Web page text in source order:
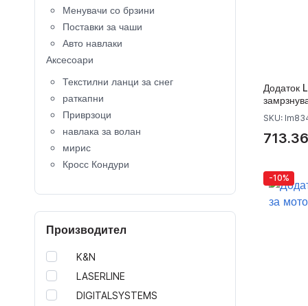
Менувачи со брзини
Поставки за чаши
Авто навлаки
Аксесоари
Текстилни ланци за снег
раткапни
Приврзоци
навлака за волан
мирис
Кросс Кондури
копче за клучеви
Капачки за вентили
Калобрани
кровни носачи
Багажници за велосипеди
Кровни куфери
Производител
K&N
LASERLINE
DIGITALSYSTEMS
Додаток
SKU:
-10%